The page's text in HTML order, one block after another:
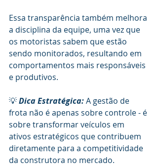
Essa transparência também melhora
a disciplina da equipe, uma vez que
os motoristas sabem que estão
sendo monitorados, resultando em
comportamentos mais responsáveis
e produtivos.
💡 Dica Estratégica: A gestão de
frota não é apenas sobre controle - é
sobre transformar veículos em
ativos estratégicos que contribuem
diretamente para a competitividade
da construtora no mercado.